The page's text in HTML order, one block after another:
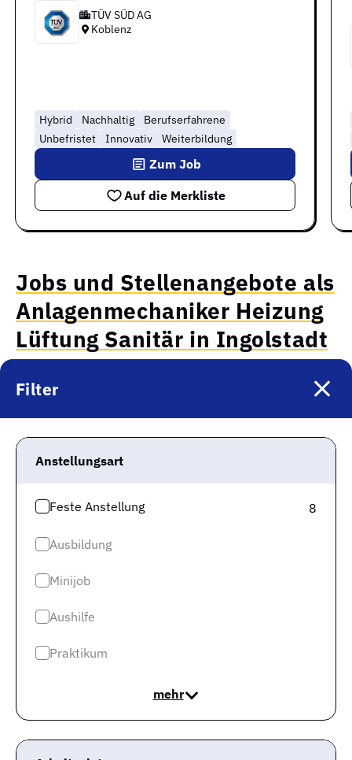
Filter
Anstellungsart
Feste Anstellung 8
Ausbildung
Minijob
Aushilfe
Praktikum
mehr
TÜV SÜD AG
Koblenz
Hybrid Nachhaltig
Berufserfahrene
Unbefristet
Innovativ Weiterbildung
Auf die Merkliste
Zum Job
Jobs und Stellenangebote als
Anlagenmechaniker Heizung
Lüftung Sanitär in Ingolstadt
Stellenbörse Gute-Jobs.de geführt – herzlich
willkommen! Wir bieten Dir hier nicht nur
Branchen, sondern auch relevantes Arbeitsmarkt Know-
Deinem Beruf in der von Dir gewünschten Region
Stellensuchenden Du konkurrierst und welche ähnlichen
Berufe in Deiner Region noch verfügbar sind.
Deine Bewerbung vorbereitet zu sein, sieh Dir erst
einmal unsere Stellenangebote zu Deiner Suchanfrage
an.